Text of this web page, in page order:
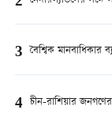
3 বৈশ্বিক মানবাধিকার
4 চীন-রাশিয়ার